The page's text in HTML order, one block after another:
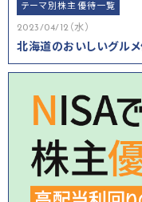
テーマ別株主優待一覧
2023/04/12（水）
北海道のおいしいグル